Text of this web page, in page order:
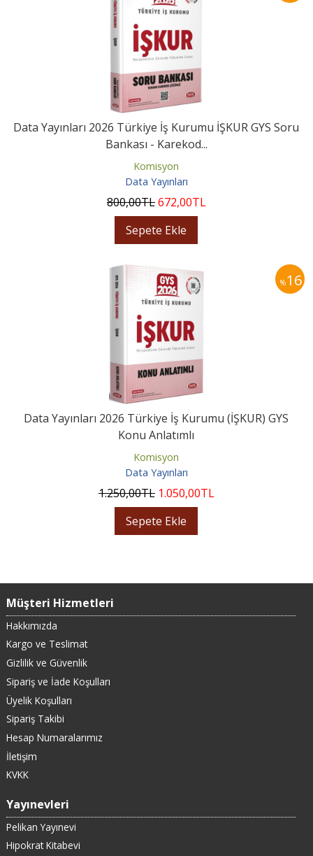
Data Yayınları 2026 Türkiye İş Kurumu İŞKUR GYS Soru
Bankası - Karekod...
Komisyon
Data Yayınları
800,00TL672,00TL
Sepete Ekle
%16
Data Yayınları 2026 Türkiye İş Kurumu (İŞKUR) GYS
Konu Anlatımlı
Komisyon
Data Yayınları
1.250,00TL 1.050,00TL
Sepete Ekle
Müşteri Hizmetleri
Hakkımızda
Kargo ve Teslimat
Gizlilik ve Güvenlik
Sipariş ve İade Koşulları
Üyelik Koşulları
Sipariş Takibi
Hesap Numaralarımız
İletişim
KVKK
Yayınevleri
Pelikan Yayınevi
Hipokrat Kitabevi